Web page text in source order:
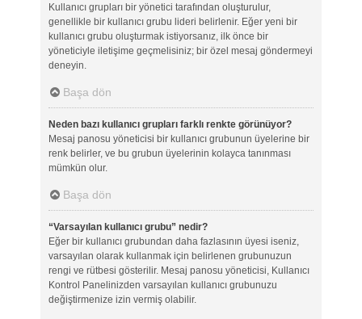
Kullanıcı grupları bir yönetici tarafından oluşturulur,
genellikle bir kullanıcı grubu lideri belirlenir. Eğer yeni bir
kullanıcı grubu oluşturmak istiyorsanız, ilk önce bir
yöneticiyle iletişime geçmelisiniz; bir özel mesaj göndermeyi
deneyin.
Başa dön
Neden bazı kullanıcı grupları farklı renkte görünüyor?
Mesaj panosu yöneticisi bir kullanıcı grubunun üyelerine bir
renk belirler, ve bu grubun üyelerinin kolayca tanınması
mümkün olur.
Başa dön
“Varsayılan kullanıcı grubu” nedir?
Eğer bir kullanıcı grubundan daha fazlasının üyesi iseniz,
varsayılan olarak kullanmak için belirlenen grubunuzun
rengi ve rütbesi gösterilir. Mesaj panosu yöneticisi, Kullanıcı
Kontrol Panelinizden varsayılan kullanıcı grubunuzu
değiştirmenize izin vermiş olabilir.